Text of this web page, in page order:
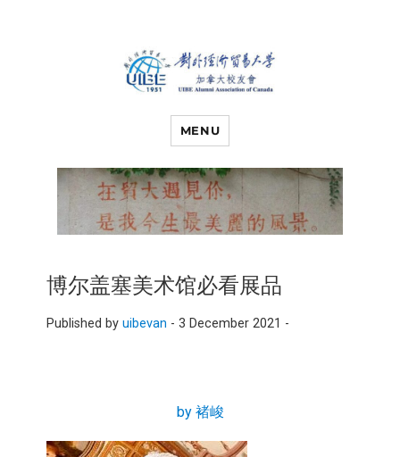
对外经济贸易
大学加拿大校
友会
MENU
博尔盖塞美术馆必看展品
Published by uibevan - 3 December 2021 -
by 褚峻